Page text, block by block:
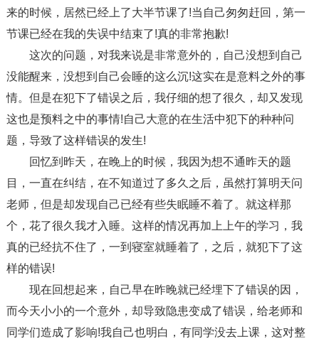
来的时候，居然已经上了大半节课了!当自己匆匆赶回，第一
节课已经在我的失误中结束了!真的非常抱歉!
这次的问题，对我来说是非常意外的，自己没想到自己
没能醒来，没想到自己会睡的这么沉!这实在是意料之外的事
情。但是在犯下了错误之后，我仔细的想了很久，却又发现
这也是预料之中的事情!自己大意的在生活中犯下的种种问
题，导致了这样错误的发生!
回忆到昨天，在晚上的时候，我因为想不通昨天的题
目，一直在纠结，在不知道过了多久之后，虽然打算明天问
老师，但是却发现自己已经有些失眠睡不着了。就这样那
个，花了很久我才入睡。这样的情况再加上上午的学习，我
真的已经抗不住了，一到寝室就睡着了，之后，就犯下了这
样的错误!
现在回想起来，自己早在昨晚就已经埋下了错误的因，
而今天小小的一个意外，却导致隐患变成了错误，给老师和
同学们造成了影响!我自己也明白，有同学没去上课，这对整